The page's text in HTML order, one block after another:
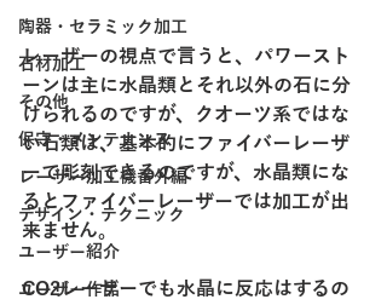
陶器・セラミック加工
石材加工
その他
保守・メンテナンス
レーザー加工機番外編
デザイン・テクニック
ユーザー紹介
ユーザー作品
レーザーの視点で言うと、パワースト
ーンは主に水晶類とそれ以外の石に分
けられるのですが、クオーツ系ではな
い石類は、基本的にファイバーレーザ
ーで彫刻できるのですが、水晶類にな
るとファイバーレーザーでは加工が出
来ません。
CO2レーザーでも水晶に反応はするの